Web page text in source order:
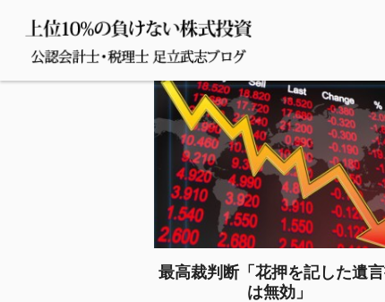
最高裁判断「花押を記した遺
は無効」